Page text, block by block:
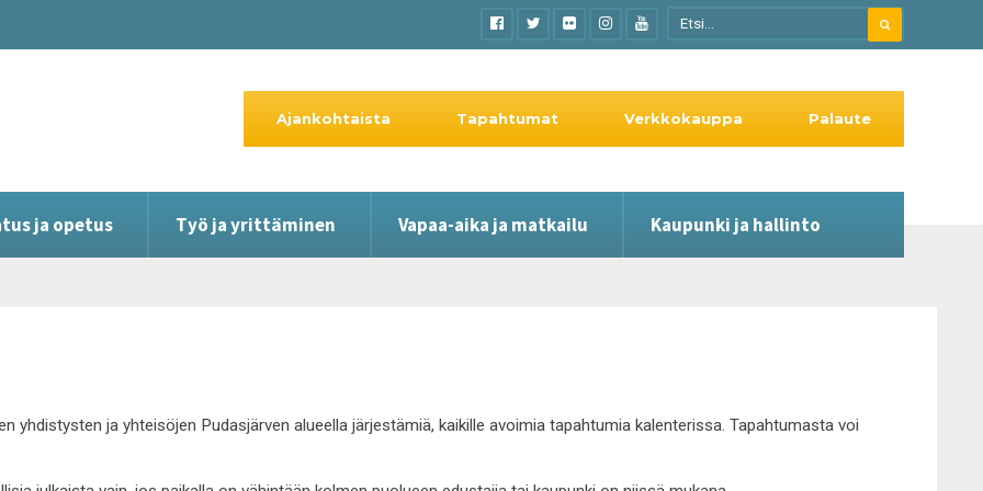
ja opetus Työ ja yrittäminen Vapaa-aika ja matkailu Kaupunki ja hallinto
Ajankohtaista Tapahtumat Verkkokauppa Palaute
yhdistysten ja yhteisöjen Pudasjärven alueella järjestämiä, kaikille avoimia tapahtumia kalenterissa. Tapahtumasta voi